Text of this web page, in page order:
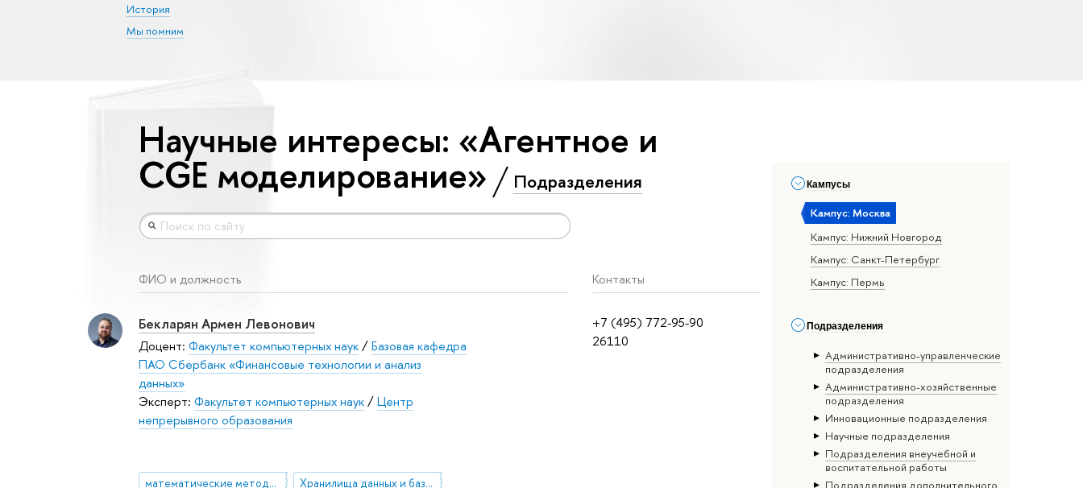
История
Мы помним
Кампусы
Кампус: Москва
Кампус: Нижний Новгород
Кампус: Санкт-Петербург
Кампус: Пермь
Подразделения
Административно-управленческие
подразделения
Административно-хозяйственные
подразделения
Инновационные подразделения
Научные подразделения
Подразделения внеучебной и
воспитательной работы
Подразделения дополнительного
Научные интересы: «Агентное и
CGE моделирование» Подразделения
ФИО и должность Контакты
+7 (495) 772-95-90
26110
Бекларян Армен Левонович
Доцент: Факультет компьютерных наук/Базовая кафедра
ПАО Сбербанк «Финансовые технологии и анализ
данных»
Эксперт: Факультет компьютерных наук/Центр
непрерывного образования
математические методы в экономике Хранилища данных и базы данных